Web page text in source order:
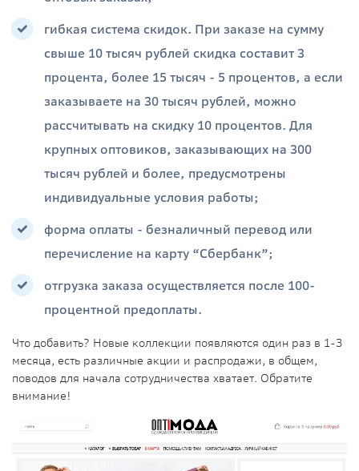
гибкая система скидок. При заказе на сумму
свыше 10 тысяч рублей скидка составит 3
процента, более 15 тысяч - 5 процентов, а если
заказываете на 30 тысяч рублей, можно
рассчитывать на скидку 10 процентов. Для
крупных оптовиков, заказывающих на 300
тысяч рублей и более, предусмотрены
индивидуальные условия работы;
форма оплаты - безналичный перевод или
перечисление на карту “Сбербанк”;
отгрузка заказа осуществляется после 100-
процентной предоплаты.
Что добавить? Новые коллекции появляются один раз в 1-3
месяца, есть различные акции и распродажи, в общем,
поводов для начала сотрудничества хватает. Обратите
внимание!